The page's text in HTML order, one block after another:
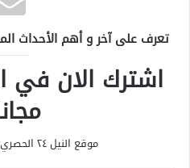
تعرف على آخر و أهم الأحداث
اشترك الان في
موقع النيل ٢٤ الحصري علي مدار الساعة